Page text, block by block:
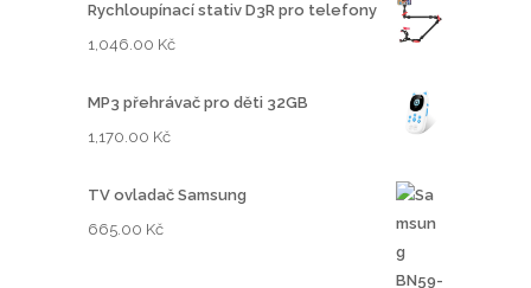
Rychloupínací stativ D3R pro telefony
1,046.00 Kč
MP3 přehrávač pro děti 32GB
1,170.00 Kč
TV ovladač Samsung
665.00 Kč